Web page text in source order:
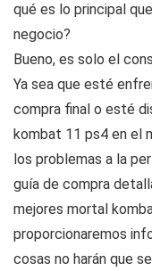
qué es lo principal
negocio?
Bueno, es solo el
Ya sea que esté
compra final o esté
kombat 11 ps4 en el
los problemas a la
guía de compra
mejores mortal
proporcionaremos
cosas no harán que